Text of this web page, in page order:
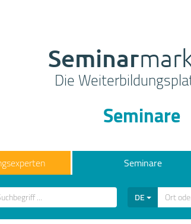
Seminar
Die
Seminare
Seminare
DE